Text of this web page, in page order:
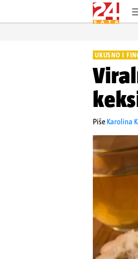
UKUSNO I
Piše Karolina